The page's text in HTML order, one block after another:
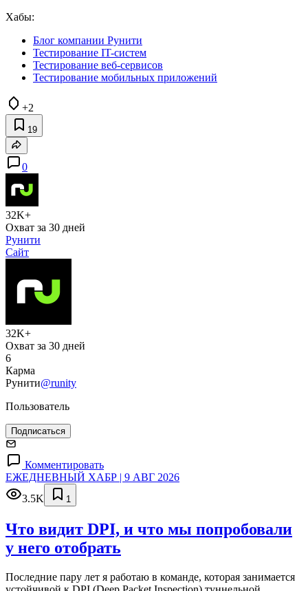
Хабы:
Блог компании Рунити
Тестирование IT-систем
Тестирование веб-сервисов
Тестирование мобильных приложений
+2
19
0
32K+
Охват за 30 дней
Рунити
Сайт
32K+
Охват за 30 дней
6
Карма
Рунити@runity
Пользователь
Подписаться
Комментировать
ЕЖЕДНЕВНЫЙ ХАБР | 9 АВГ 2026
3.5K
1
Что видит DPI, и что мы попробовали
у него отобрать
Последние пару лет я работаю в команде, которая занимается